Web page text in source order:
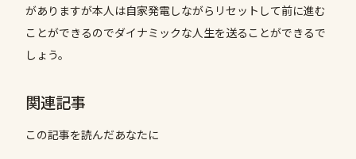
がありますが本人は自家発電しながらリセットして前に進む
ことができるのでダイナミックな人生を送ることができるで
しょう。
関連記事
この記事を読んだあなたに